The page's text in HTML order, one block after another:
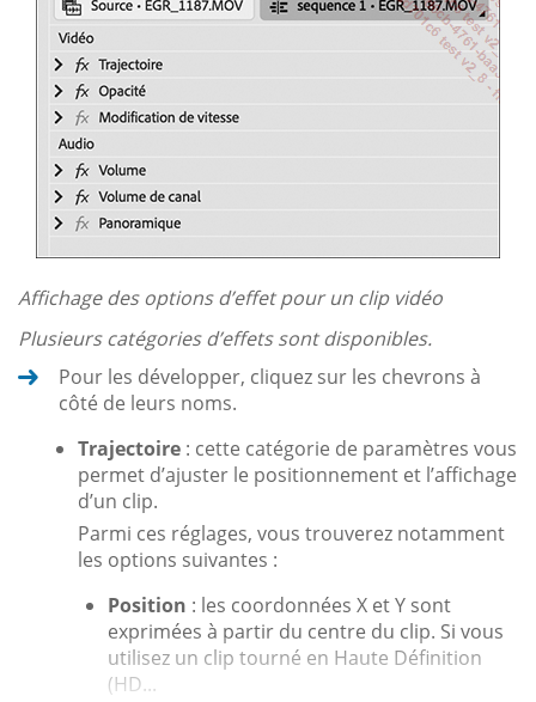
Affichage des options d’effet pour un clip vidéo
Plusieurs catégories d’effets sont disponibles.
Pour les développer, cliquez sur les chevrons à
côté de leurs noms.
Trajectoire : cette catégorie de paramètres vous
permet d’ajuster le positionnement et l’affichage
d’un clip.
Parmi ces réglages, vous trouverez notamment
les options suivantes :
Position : les coordonnées X et Y sont
exprimées à partir du centre du clip. Si vous
utilisez un clip tourné en Haute Définition
(HD...